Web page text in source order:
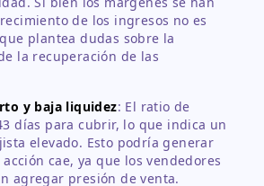
de los ingresos no es
plantea dudas sobre la
la recuperación de las
y baja liquidez: El ratio de
días para cubrir, lo que indica un
elevado. Esto podría generar
cae, ya que los vendedores
agregar presión de venta.